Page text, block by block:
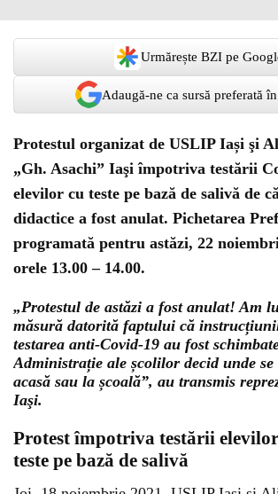
Urmărește BZI pe
Adaugă-ne ca sursă preferată
Protestul organizat de USLIP Iași şi
„Gh. Asachi” Iaşi împotriva testării
elevilor cu teste pe bază de salivă de
didactice a fost anulat. Pichetarea
programată pentru astăzi, 22
orele 13.00 – 14.00.
„Protestul de astăzi a fost anulat! Am
măsură datorită faptului că
testarea anti-Covid-19 au fost
Administrație ale școlilor decid unde se
acasă sau la școală”, au transmis
Iaşi.
Protest împotriva testării
teste pe bază de salivă